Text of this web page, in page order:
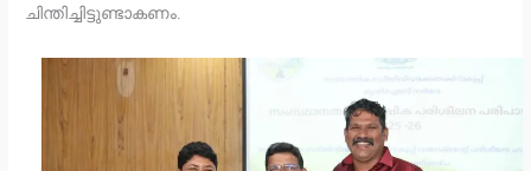
ചിന്തിച്ചിട്ടുണ്ടാകണം.